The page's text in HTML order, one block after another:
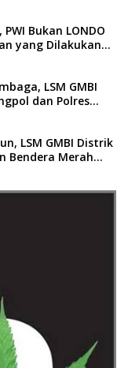
Bukan LONDO
yang Dilakukan
LSM GMBI
dan Polres
LSM GMBI Distrik
Bendera Merah